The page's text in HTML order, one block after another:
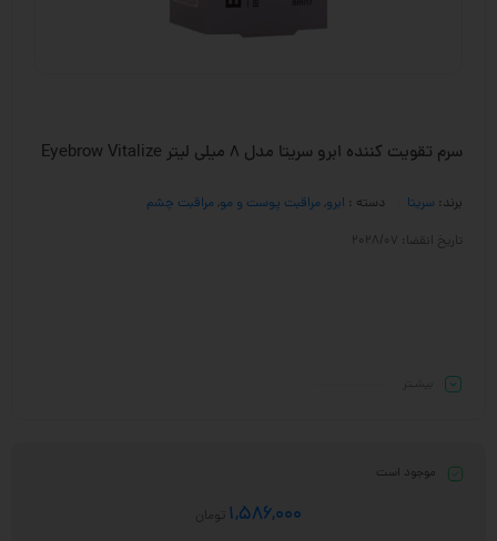
سرم تقویت کننده ابرو سریتا مدل 8 میلی لیتر Eyebrow Vitalize
برند: سریتا دسته : ابرو مراقبت پوست و مو مراقبت چشم
تاریخ انقضا: 2028/07
موجود است
1,586,000 تومان